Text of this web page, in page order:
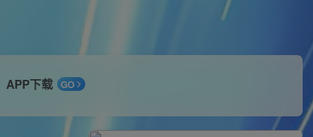
APP下载 GO